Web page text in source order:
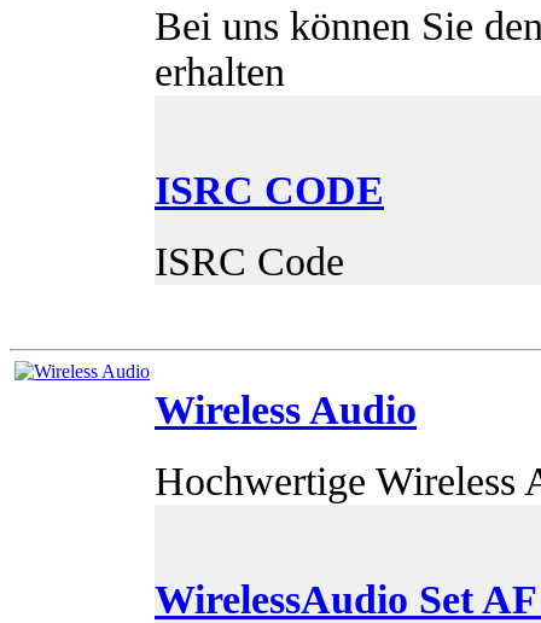
Bei uns können Sie
erhalten
ISRC CODE
ISRC Code
Wireless Audio
Hochwertige Wireless
WirelessAudio Set